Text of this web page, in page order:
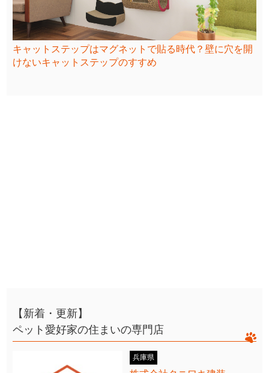
キャットステップはマグネットで貼る時代？壁に穴を開
けないキャットステップのすすめ
【新着・更新】
ペット愛好家の住まいの専門店
兵庫県